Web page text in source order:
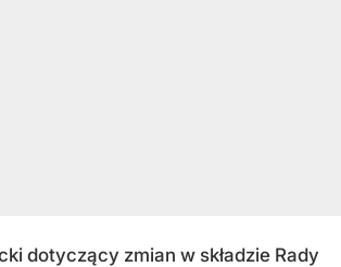
dotyczący zmian w składzie Rady